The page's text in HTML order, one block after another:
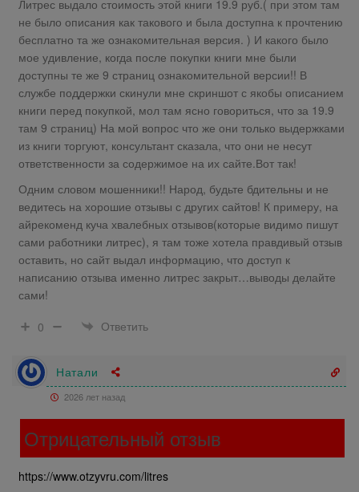
Литрес выдало стоимость этой книги 19.9 руб.( при этом там
не было описания как такового и была доступна к прочтению
бесплатно та же ознакомительная версия. ) И какого было
мое удивление, когда после покупки книги мне были
доступны те же 9 страниц ознакомительной версии!! В
службе поддержки скинули мне скриншот с якобы описанием
книги перед покупкой, мол там ясно говориться, что за 19.9
там 9 страниц) На мой вопрос что же они только выдержками
из книги торгуют, консультант сказала, что они не несут
ответственности за содержимое на их сайте.Вот так!
Одним словом мошенники!! Народ, будьте бдительны и не
ведитесь на хорошие отзывы с других сайтов! К примеру, на
айрекоменд куча хвалебных отзывов(которые видимо пишут
сами работники литрес), я там тоже хотела правдивый отзыв
оставить, но сайт выдал информацию, что доступ к
написанию отзыва именно литрес закрыт…выводы делайте
сами!
0
Ответить
Натали
2026 лет назад
Отрицательный отзыв
https://www.otzyvru.com/litres